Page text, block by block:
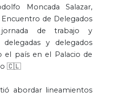
Moncada Salazar,
de Delegados
jornada de trabajo y
y delegados
el país en el Palacio de
🇨🇱
abordar lineamientos